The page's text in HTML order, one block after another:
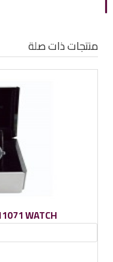
منتجات ذات صلة
WATCH